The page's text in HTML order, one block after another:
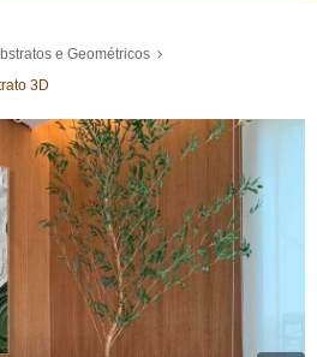
e Geométricos
3D